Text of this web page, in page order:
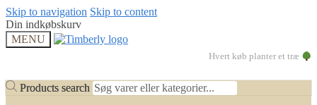
Skip to navigation Skip to content
Din indkøbskurv
MENU
Hvert køb planter et træ
Products search
Products search